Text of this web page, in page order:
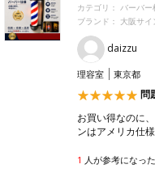
カテゴリ： バーバ
ブランド： 大阪サイ
daizzu
理容室 東京都
問
お買い得なのに
ンはアメリカ仕
1 人が参考になっ